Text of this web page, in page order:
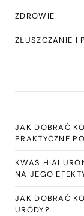
ZDROWIE
ZŁUSZCZANIE I
JAK DOBRAĆ
PRAKTYCZNE
KWAS
NA JEGO
JAK DOBRAĆ
URODY?